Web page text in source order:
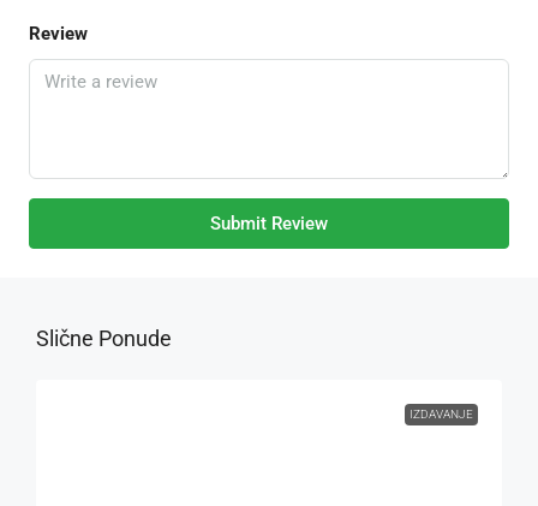
Review
Submit Review
Slične Ponude
IZDAVANJE